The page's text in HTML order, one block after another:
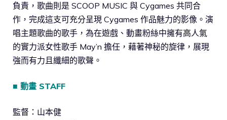
負責，歌曲則是 SCOOP MUSIC 與 Cygames 共同合
作，完成這支可充分呈現 Cygames 作品魅力的影像。演
唱主題歌曲的歌手，為在遊戲、動畫粉絲中擁有高人氣
的實力派女性歌手 May’n 擔任，藉著神秘的旋律，展現
強而有力且纖細的歌聲。
■ 動畫 STAFF
監督：山本健